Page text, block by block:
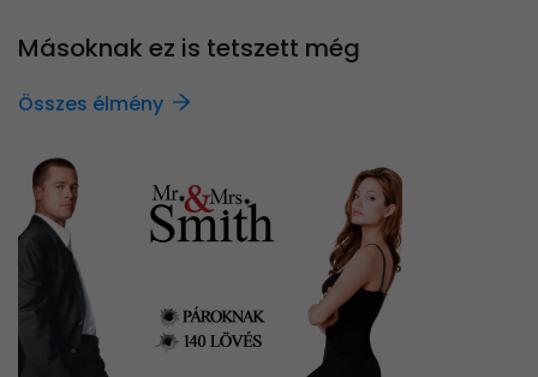
Másoknak ez is tetszett még
Összes élmény